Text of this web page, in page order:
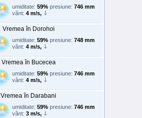
umiditate: 59% presiune: 746 mm
vânt: 4 m/s,
Vremea în Dorohoi
umiditate: 59% presiune: 748 mm
vânt: 4 m/s,
Vremea în Bucecea
umiditate: 59% presiune: 746 mm
vânt: 4 m/s,
Vremea în Darabani
umiditate: 59% presiune: 746 mm
vânt: 3 m/s,